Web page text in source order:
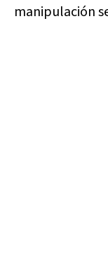
manipulación